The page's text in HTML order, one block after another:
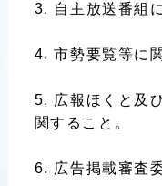
自主放送番組
市勢要覧等に
広報ほくと及
関すること。
広告掲載審査